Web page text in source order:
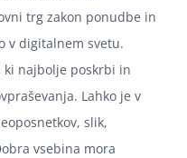
trg zakon ponudbe in
v digitalnem svetu.
ki najbolje poskrbi in
Lahko je v
slik,
vsebina mora